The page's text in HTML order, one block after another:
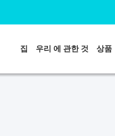
집 우리 에 관한 것 상품